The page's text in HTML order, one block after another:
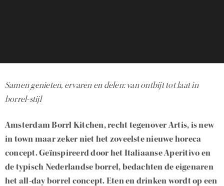
Samen genieten, ervaren en delen: van ontbijt tot laat in
borrel-stijl
Amsterdam Borrl Kitchen, recht tegenover Artis, is new
in town maar zeker niet het zoveelste nieuwe horeca
concept. Geïnspireerd door het Italiaanse Aperitivo en
de typisch Nederlandse borrel, bedachten de eigenaren
het all-day borrel concept. Eten en drinken wordt op een